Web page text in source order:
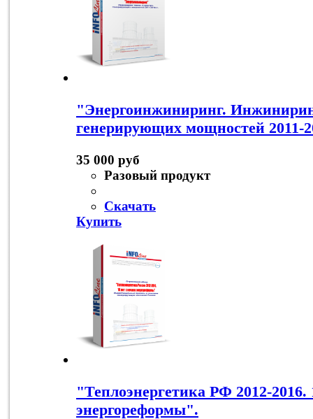
"Энергоинжиниринг.
генерирующих мощностей 2011-
35 000 руб
Разовый продукт
Скачать
Купить
"Теплоэнергетика РФ 2012-2016.
энергореформы".